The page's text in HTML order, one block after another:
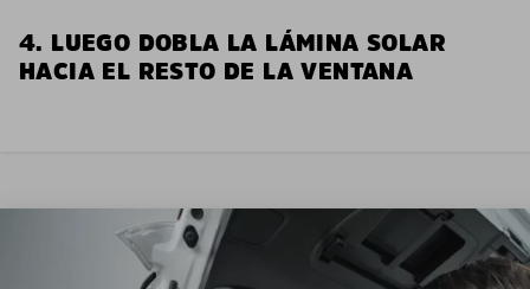
4. LUEGO DOBLA LA LÁMINA SOLAR
HACIA EL RESTO DE LA VENTANA